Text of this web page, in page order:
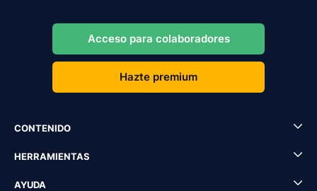
Acceso para colaboradores
Hazte premium
CONTENIDO
HERRAMIENTAS
AYUDA